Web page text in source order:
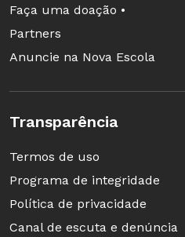
Faça uma doação •
Partners
Anuncie na Nova Escola
Transparência
Termos de uso
Programa de integridade
Política de privacidade
Canal de escuta e denúncia